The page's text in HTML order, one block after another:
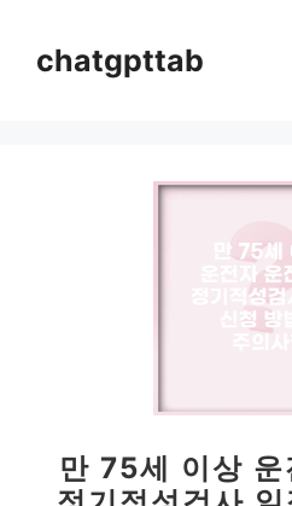
chatgpttab
만 75세 이상 운